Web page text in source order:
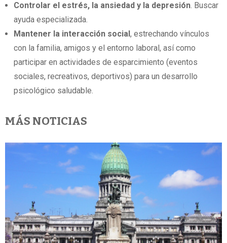
Controlar el estrés, la ansiedad y la depresión. Buscar
ayuda especializada.
Mantener la interacción social, estrechando vínculos
con la familia, amigos y el entorno laboral, así como
participar en actividades de esparcimiento (eventos
sociales, recreativos, deportivos) para un desarrollo
psicológico saludable.
MÁS NOTICIAS